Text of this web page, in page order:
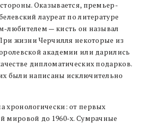
Оказывается, премьер-
лауреат по литературе
любителем — кисть он называл
жизни Черчилля некоторые из
академии или дарились
дипломатических подарков.
были написаны исключительно
хронологически: от первых
мировой до 1960-х. Сумрачные